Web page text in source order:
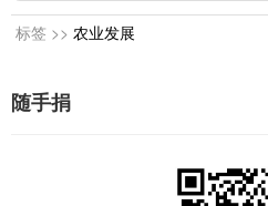
标签 >> 农业发展
随手捐